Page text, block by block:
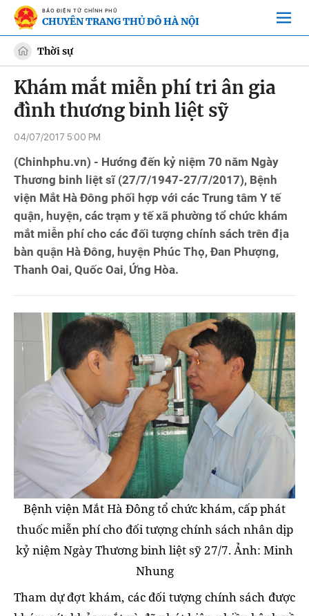
BÁO ĐIỆN TỬ CHÍNH PHỦ
CHUYÊN TRANG THỦ ĐÔ HÀ NỘI
Thời sự
Khám mắt miễn phí tri ân gia
đình thương binh liệt sỹ
04/07/2017 5:00 PM
(Chinhphu.vn) - Hướng đến kỷ niệm 70 năm Ngày
Thương binh liệt sĩ (27/7/1947-27/7/2017), Bệnh
viện Mắt Hà Đông phối hợp với các Trung tâm Y tế
quận, huyện, các trạm y tế xã phường tổ chức khám
mắt miễn phí cho các đối tượng chính sách trên địa
bàn quận Hà Đông, huyện Phúc Thọ, Đan Phượng,
Thanh Oai, Quốc Oai, Ứng Hòa.
Bệnh viện Mắt Hà Đông tổ chức khám, cấp phát
thuốc miễn phí cho đối tượng chính sách nhân dịp
kỷ niệm Ngày Thương binh liệt sỹ 27/7. Ảnh: Minh
Nhung
Tham dự đợt khám, các đối tượng chính sách được